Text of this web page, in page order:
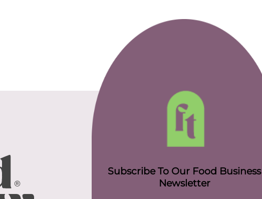
Subscribe To Our Food Business
Newsletter